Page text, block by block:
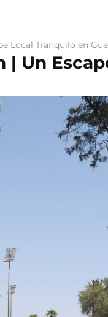
Local Tranquilo en
Un